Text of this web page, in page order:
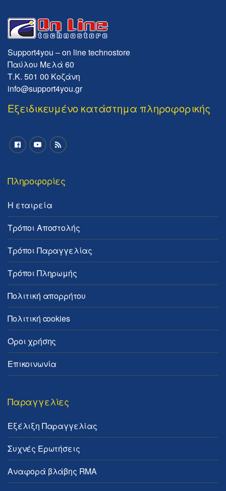
Support4you – on line technostore
Παύλου Μελά 60
Τ.Κ. 501 00 Κοζάνη
info@support4you.gr
Εξειδικευμένο κατάστημα πληροφορικής
Πληροφορίες
Η εταιρεία
Τρόποι Αποστολής
Τρόποι Παραγγελίας
Τρόποι Πληρωμής
Πολιτική απορρήτου
Πολιτική cookies
Όροι χρήσης
Επικοινωνία
Παραγγελίες
Εξέλιξη Παραγγελίας
Συχνές Ερωτήσεις
Αναφορά βλάβης RMA